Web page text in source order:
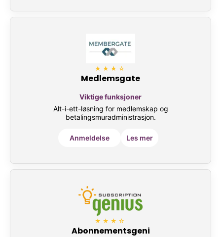
★★★☆
Medlemsgate
Viktige funksjoner
Alt-i-ett-løsning for medlemskap og
betalingsmuradministrasjon.
Anmeldelse Les mer
★★★☆
Abonnementsgeni